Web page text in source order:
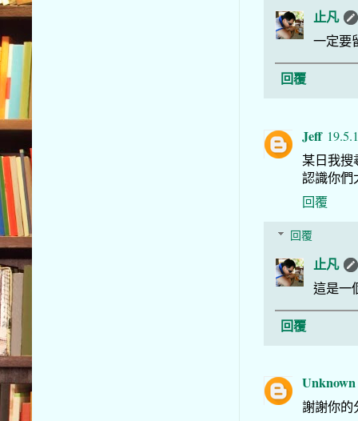
止凡
一定要
回覆
Jeff
某日我搜
認識你們
回覆
回覆
止凡
這是一
回覆
Unknown
謝謝你的